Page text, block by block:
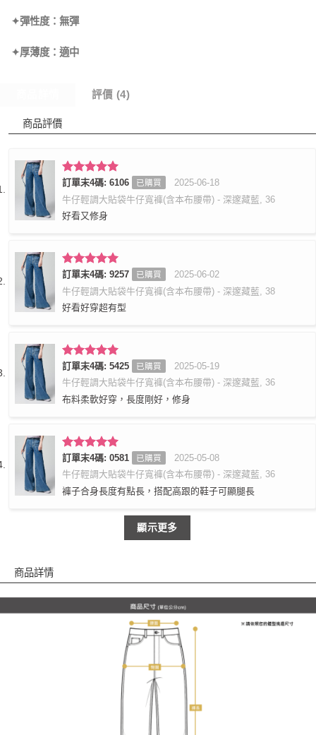
✦彈性度：無彈
✦厚薄度：適中
評價 (4)
商品評價
評分5滿
分 5
訂單末4碼: 6106 已購買
2025-06-18
牛仔輕調大貼袋牛仔寬褲(含本布腰帶) - 深邃藏藍, 36
好看又修身
評分5滿
分 5
訂單末4碼: 9257 已購買
2025-06-02
牛仔輕調大貼袋牛仔寬褲(含本布腰帶) - 深邃藏藍, 38
好看好穿超有型
評分5滿
分 5
訂單末4碼: 5425 已購買
2025-05-19
牛仔輕調大貼袋牛仔寬褲(含本布腰帶) - 深邃藏藍, 36
布料柔軟好穿，長度剛好，修身
評分5滿
分 5
訂單末4碼: 0581 已購買
2025-05-08
牛仔輕調大貼袋牛仔寬褲(含本布腰帶) - 深邃藏藍, 36
褲子合身長度有點長，搭配高跟的鞋子可顯腿長
顯示更多
商品詳情